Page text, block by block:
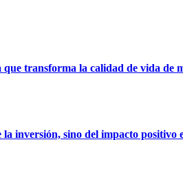
transforma la calidad de vida de
inversión, sino del impacto positivo